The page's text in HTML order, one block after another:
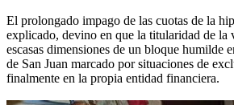
El prolongado impago de las cuotas de la
explicado, devino en que la titularidad de la
escasas dimensiones de un bloque humilde
de San Juan marcado por situaciones de
finalmente en la propia entidad financiera.